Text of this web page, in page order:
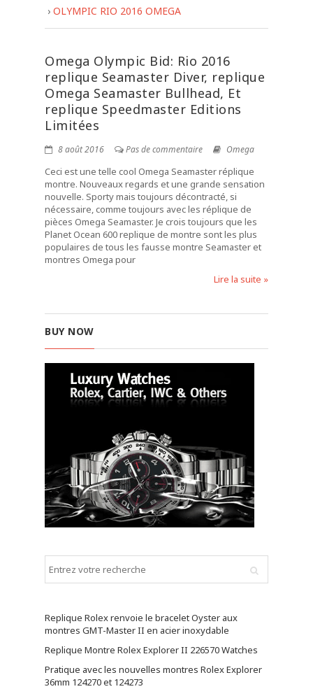
› OLYMPIC RIO 2016 OMEGA
Omega Olympic Bid: Rio 2016
replique Seamaster Diver, replique
Omega Seamaster Bullhead, Et
replique Speedmaster Editions
Limitées
8 août 2016 Pas de commentaire Omega
Ceci est une telle cool Omega Seamaster réplique
montre. Nouveaux regards et une grande sensation
nouvelle. Sporty mais toujours décontracté, si
nécessaire, comme toujours avec les réplique de
pièces Omega Seamaster. Je crois toujours que les
Planet Ocean 600 replique de montre sont les plus
populaires de tous les fausse montre Seamaster et
montres Omega pour
Lire la suite »
BUY NOW
Replique Rolex renvoie le bracelet Oyster aux
montres GMT-Master II en acier inoxydable
Replique Montre Rolex Explorer II 226570 Watches
Pratique avec les nouvelles montres Rolex Explorer
36mm 124270 et 124273